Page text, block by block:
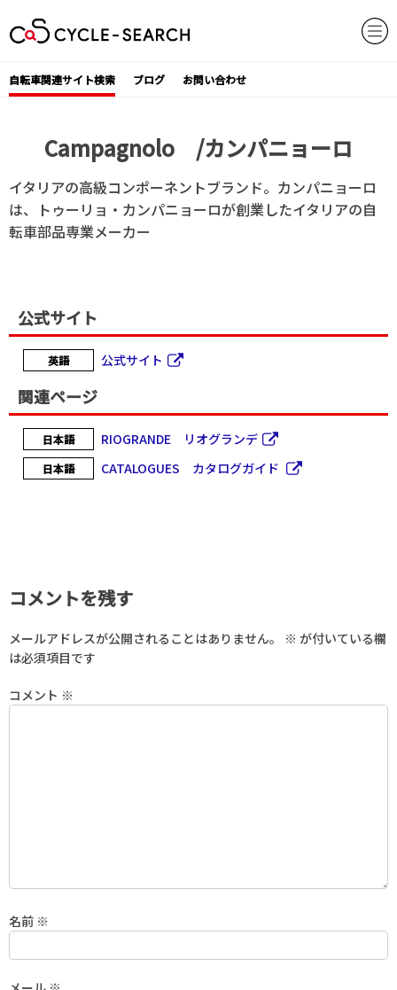
to
content
自転車関連サイト検索 ブログ お問い合わせ
Campagnolo /カンパニョーロ
イタリアの高級コンポーネントブランド。カンパニョーロ
は、トゥーリョ・カンパニョーロが創業したイタリアの自
転車部品専業メーカー
公式サイト
英語 公式サイト
関連ページ
日本語 RIOGRANDE リオグランデ
日本語 CATALOGUES カタログガイド
コメントを残す
メールアドレスが公開されることはありません。 ※ が付いている欄
は必須項目です
コメント ※
名前 ※